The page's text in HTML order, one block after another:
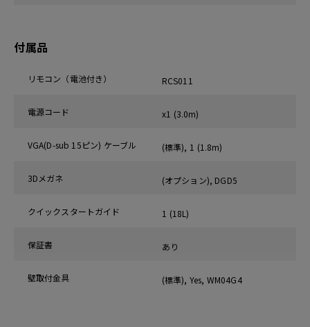
付属品
リモコン（電池付き） RCS011
電源コード x1 (3.0m)
VGA(D-sub 15ピン) ケーブル (標準), 1 (1.8m)
3Dメガネ (オプション), DGD5
クイックスタートガイド 1 (18L)
保証書 あり
壁取付金具 (標準), Yes, WM04G4